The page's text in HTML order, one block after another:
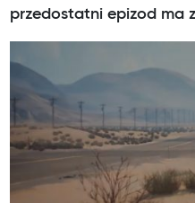
przedostatni epizod ma